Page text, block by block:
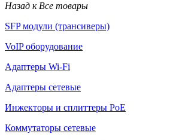
Назад к Все товары
SFP модули (трансиверы)
VoIP оборудование
Адаптеры Wi-Fi
Адаптеры сетевые
Инжекторы и сплиттеры РоЕ
Коммутаторы сетевые